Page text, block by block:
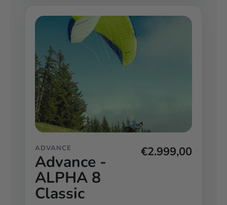
ADVANCE
Advance -
ALPHA 8
Classic
€2.999,00